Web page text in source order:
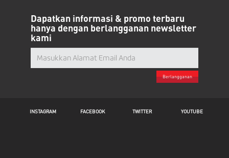
Dapatkan informasi & promo terbaru
hanya dengan berlangganan newsletter
kami
Berlangganan
INSTAGRAM FACEBOOK TWITTER YOUTUBE